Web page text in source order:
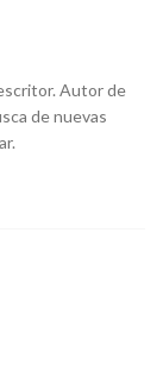
Autor de
de nuevas